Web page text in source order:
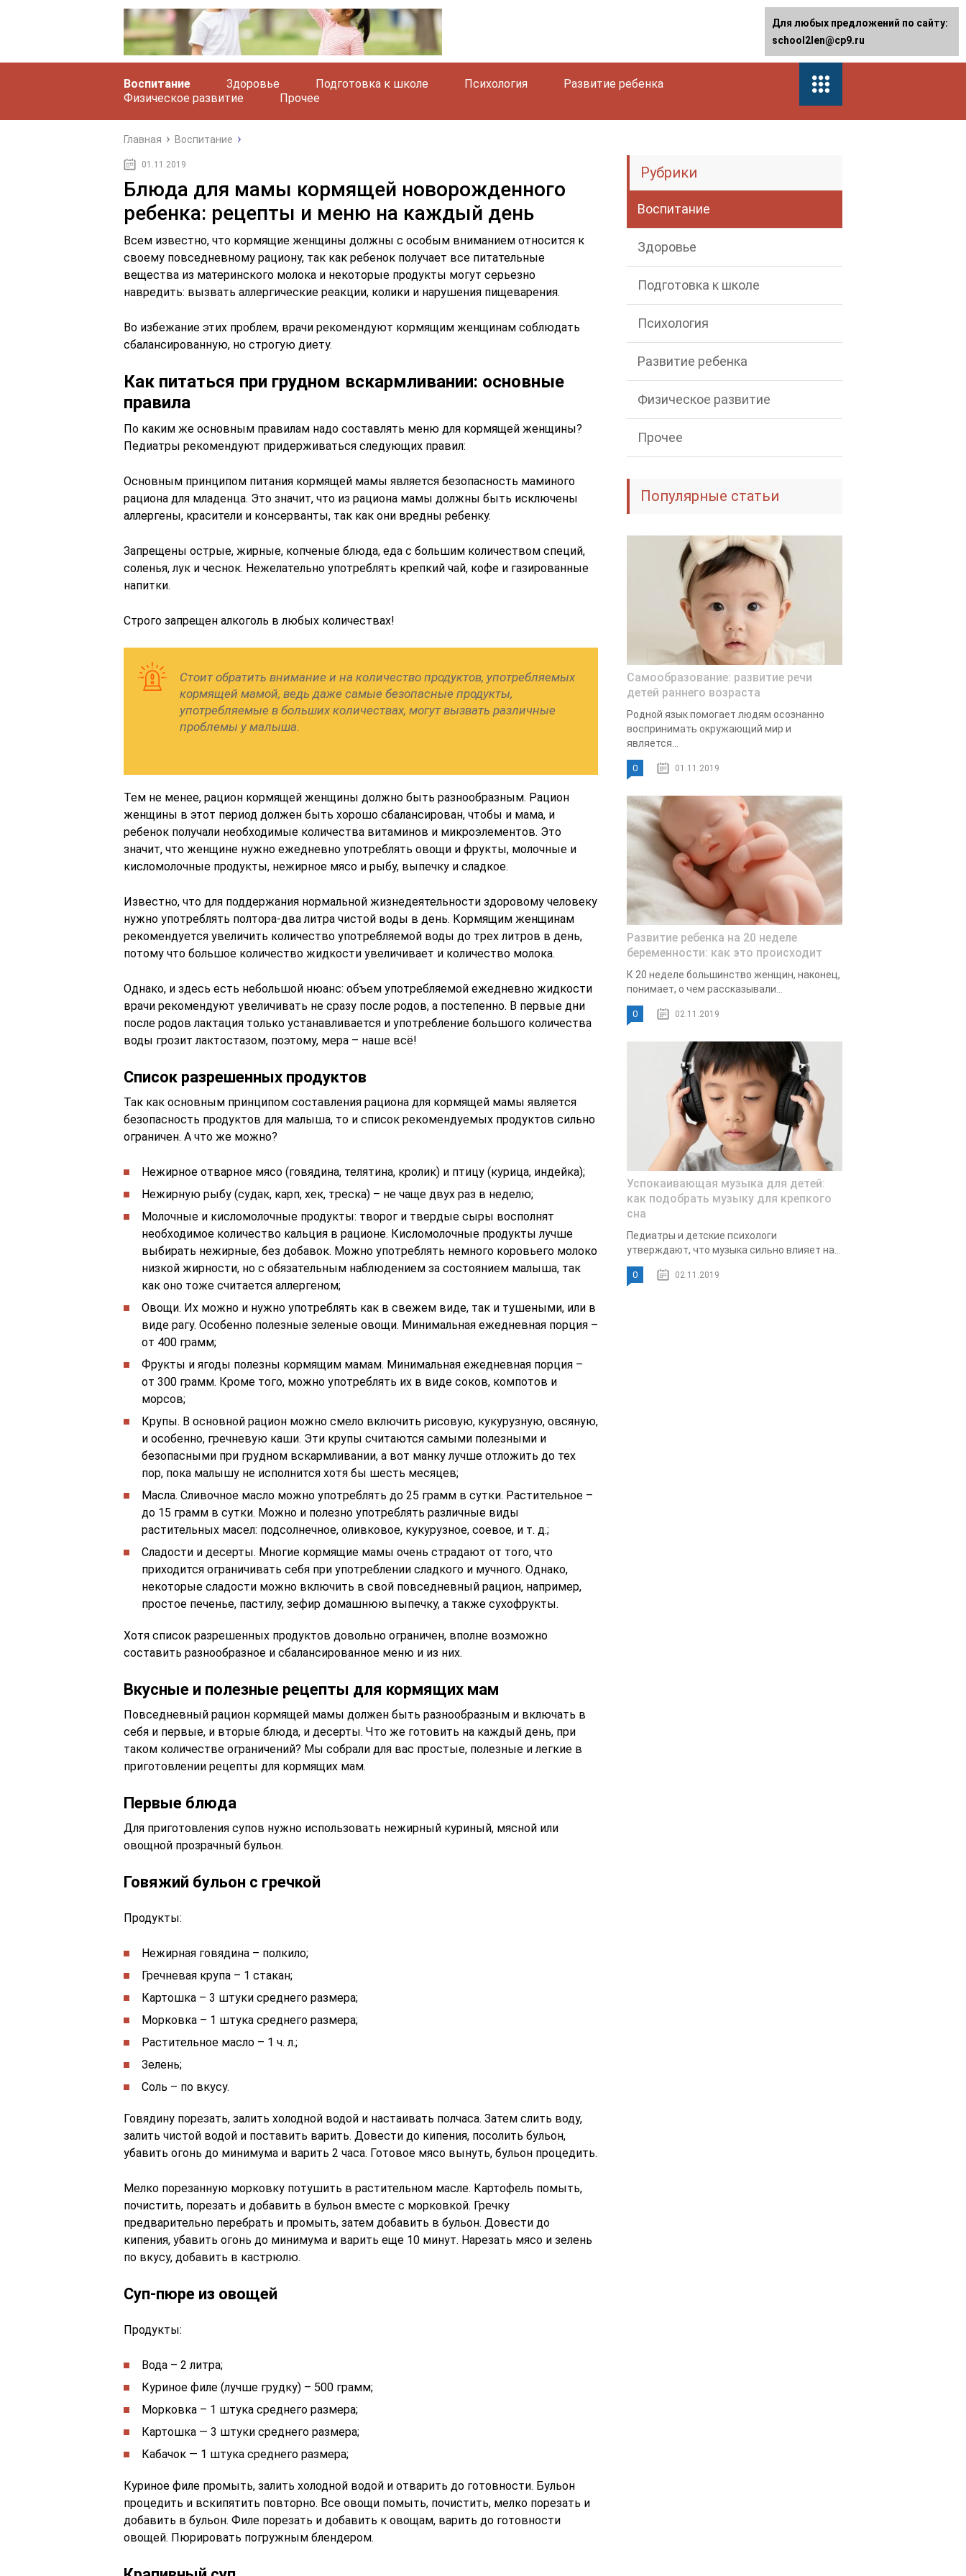
Воспитание Здоровье Подготовка к школе Психология
Развитие ребенка
Физическое развитие
Прочее
Главная Воспитание
01.11.2019
Блюда для мамы кормящей новорожденного
ребенка: рецепты и меню на каждый день
Всем известно, что кормящие женщины должны с особым вниманием относится к
своему повседневному рациону, так как ребенок получает все питательные
вещества из материнского молока и некоторые продукты могут серьезно
навредить: вызвать аллергические реакции, колики и нарушения пищеварения.
Во избежание этих проблем, врачи рекомендуют кормящим женщинам соблюдать
сбалансированную, но строгую диету.
Как питаться при грудном вскармливании: основные
правила
По каким же основным правилам надо составлять меню для кормящей женщины?
Педиатры рекомендуют придерживаться следующих правил:
Основным принципом питания кормящей мамы является безопасность маминого
рациона для младенца. Это значит, что из рациона мамы должны быть исключены
аллергены, красители и консерванты, так как они вредны ребенку.
Запрещены острые, жирные, копченые блюда, еда с большим количеством специй,
соленья, лук и чеснок. Нежелательно употреблять крепкий чай, кофе и газированные
напитки.
Строго запрещен алкоголь в любых количествах!
Стоит обратить внимание и на количество продуктов, употребляемых
кормящей мамой, ведь даже самые безопасные продукты,
употребляемые в больших количествах, могут вызвать различные
проблемы у малыша.
Тем не менее, рацион кормящей женщины должно быть разнообразным. Рацион
женщины в этот период должен быть хорошо сбалансирован, чтобы и мама, и
ребенок получали необходимые количества витаминов и микроэлементов. Это
значит, что женщине нужно ежедневно употреблять овощи и фрукты, молочные и
кисломолочные продукты, нежирное мясо и рыбу, выпечку и сладкое.
Известно, что для поддержания нормальной жизнедеятельности здоровому человеку
нужно употреблять полтора-два литра чистой воды в день. Кормящим женщинам
рекомендуется увеличить количество употребляемой воды до трех литров в день,
потому что большое количество жидкости увеличивает и количество молока.
Однако, и здесь есть небольшой нюанс: объем употребляемой ежедневно жидкости
врачи рекомендуют увеличивать не сразу после родов, а постепенно. В первые дни
после родов лактация только устанавливается и употребление большого количества
воды грозит лактостазом, поэтому, мера – наше всё!
Список разрешенных продуктов
Так как основным принципом составления рациона для кормящей мамы является
безопасность продуктов для малыша, то и список рекомендуемых продуктов сильно
ограничен. А что же можно?
Нежирное отварное мясо (говядина, телятина, кролик) и птицу (курица, индейка);
Нежирную рыбу (судак, карп, хек, треска) – не чаще двух раз в неделю;
Молочные и кисломолочные продукты: творог и твердые сыры восполнят
необходимое количество кальция в рационе. Кисломолочные продукты лучше
выбирать нежирные, без добавок. Можно употреблять немного коровьего молоко
низкой жирности, но с обязательным наблюдением за состоянием малыша, так
как оно тоже считается аллергеном;
Овощи. Их можно и нужно употреблять как в свежем виде, так и тушеными, или в
виде рагу. Особенно полезные зеленые овощи. Минимальная ежедневная порция –
от 400 грамм;
Фрукты и ягоды полезны кормящим мамам. Минимальная ежедневная порция –
от 300 грамм. Кроме того, можно употреблять их в виде соков, компотов и
морсов;
Крупы. В основной рацион можно смело включить рисовую, кукурузную, овсяную,
и особенно, гречневую каши. Эти крупы считаются самыми полезными и
безопасными при грудном вскармливании, а вот манку лучше отложить до тех
пор, пока малышу не исполнится хотя бы шесть месяцев;
Масла. Сливочное масло можно употреблять до 25 грамм в сутки. Растительное –
до 15 грамм в сутки. Можно и полезно употреблять различные виды
растительных масел: подсолнечное, оливковое, кукурузное, соевое, и т. д.;
Сладости и десерты. Многие кормящие мамы очень страдают от того, что
приходится ограничивать себя при употреблении сладкого и мучного. Однако,
некоторые сладости можно включить в свой повседневный рацион, например,
простое печенье, пастилу, зефир домашнюю выпечку, а также сухофрукты.
Хотя список разрешенных продуктов довольно ограничен, вполне возможно
составить разнообразное и сбалансированное меню и из них.
Вкусные и полезные рецепты для кормящих мам
Повседневный рацион кормящей мамы должен быть разнообразным и включать в
себя и первые, и вторые блюда, и десерты. Что же готовить на каждый день, при
таком количестве ограничений? Мы собрали для вас простые, полезные и легкие в
приготовлении рецепты для кормящих мам.
Первые блюда
Для приготовления супов нужно использовать нежирный куриный, мясной или
овощной прозрачный бульон.
Говяжий бульон с гречкой
Продукты:
Нежирная говядина – полкило;
Гречневая крупа – 1 стакан;
Картошка – 3 штуки среднего размера;
Морковка – 1 штука среднего размера;
Растительное масло – 1 ч. л.;
Зелень;
Соль – по вкусу.
Говядину порезать, залить холодной водой и настаивать полчаса. Затем слить воду,
залить чистой водой и поставить варить. Довести до кипения, посолить бульон,
убавить огонь до минимума и варить 2 часа. Готовое мясо вынуть, бульон процедить.
Мелко порезанную морковку потушить в растительном масле. Картофель помыть,
почистить, порезать и добавить в бульон вместе с морковкой. Гречку
предварительно перебрать и промыть, затем добавить в бульон. Довести до
кипения, убавить огонь до минимума и варить еще 10 минут. Нарезать мясо и зелень
по вкусу, добавить в кастрюлю.
Суп-пюре из овощей
Продукты:
Вода – 2 литра;
Куриное филе (лучше грудку) – 500 грамм;
Морковка – 1 штука среднего размера;
Картошка — 3 штуки среднего размера;
Кабачок — 1 штука среднего размера;
Куриное филе промыть, залить холодной водой и отварить до готовности. Бульон
процедить и вскипятить повторно. Все овощи помыть, почистить, мелко порезать и
добавить в бульон. Филе порезать и добавить к овощам, варить до готовности
овощей. Пюрировать погружным блендером.
Рубрики
Воспитание
Здоровье
Подготовка к школе
Психология
Развитие ребенка
Физическое развитие
Прочее
Популярные статьи
Cамообразование: развитие речи
детей раннего возраста
Родной язык помогает людям осознанно
воспринимать окружающий мир и
является...
0 01.11.2019
Развитие ребенка на 20 неделе
беременности: как это происходит
К 20 неделе большинство женщин, наконец,
понимает, о чем рассказывали...
0 02.11.2019
Успокаивающая музыка для детей:
как подобрать музыку для крепкого
сна
Педиатры и детские психологи
утверждают, что музыка сильно влияет на...
0 02.11.2019
Для любых предложений по сайту:
school2len@cp9.ru